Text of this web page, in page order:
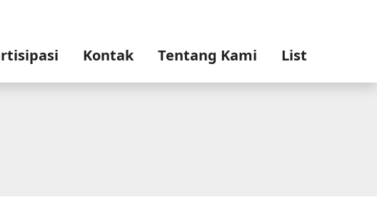
Kontak Tentang Kami List